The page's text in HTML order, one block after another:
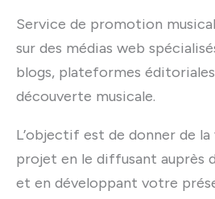
Service de promotion
sur des médias web
blogs, plateformes
découverte musicale.
L’objectif est de donner de
projet en le diffusant auprès
et en développant votre